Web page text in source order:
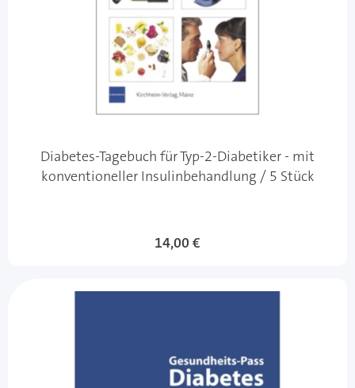
Diabetes-Tagebuch für Typ-2-Diabetiker - mit
konventioneller Insulinbehandlung / 5 Stück
14,00 €